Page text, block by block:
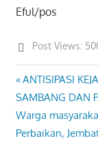
Eful/pos
Post Views:
Post
navigation
Previous
Post:
ANTISIPASI
SAMBANG DAN
Next
Post:
Warga
Perbaikan,